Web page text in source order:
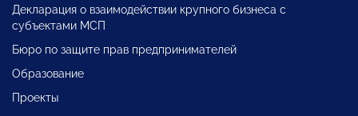
Декларация о взаимодействии крупного бизнеса с
субъектами МСП
Бюро по защите прав предпринимателей
Образование
Проекты